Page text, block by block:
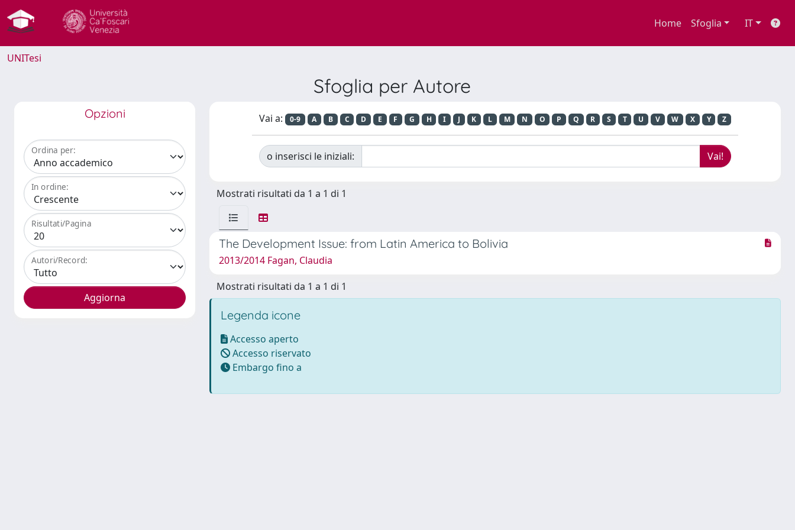
Home Sfoglia IT
UNITesi
Sfoglia per Autore
Opzioni
Ordina per:
In ordine:
Risultati/Pagina
Autori/Record:
Vai a: 0-9 A B C D E F G H I J K L M N O P Q R S T U V W X Y Z
o inserisci le iniziali:
Mostrati risultati da 1 a 1 di 1
The Development Issue: from Latin America to Bolivia
2013/2014 Fagan, Claudia
Mostrati risultati da 1 a 1 di 1
Legenda icone
Accesso aperto
Accesso riservato
Embargo fino a